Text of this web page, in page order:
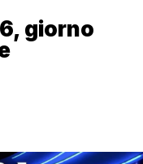
giorno